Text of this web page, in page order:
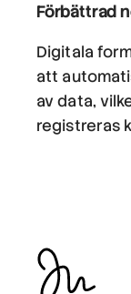
Förbättrad
Digitala
att
av data,
registreras